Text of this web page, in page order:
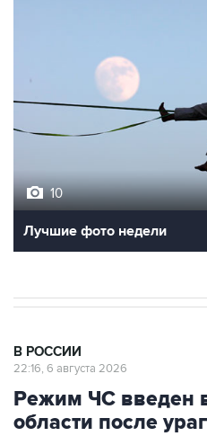
10
Лучшие фото недели
В РОССИИ
22:16, 6 августа 2026
Режим ЧС введен
области после